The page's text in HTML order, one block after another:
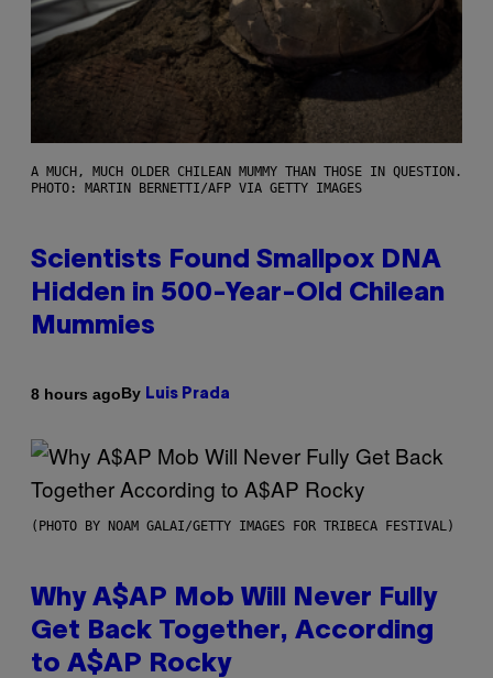
A MUCH, MUCH OLDER CHILEAN MUMMY THAN THOSE IN QUESTION.
PHOTO: MARTIN BERNETTI/AFP VIA GETTY IMAGES
Scientists Found Smallpox DNA
Hidden in 500-Year-Old Chilean
Mummies
8 hours agoBy Luis Prada
(PHOTO BY NOAM GALAI/GETTY IMAGES FOR TRIBECA FESTIVAL)
Why A$AP Mob Will Never Fully
Get Back Together, According
to A$AP Rocky